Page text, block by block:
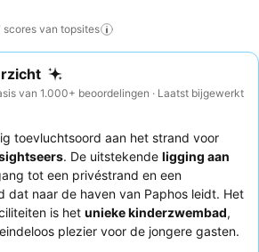
scores van topsites
van 1.000+ beoordelingen · Laatst bijgewerkt
toevluchtsoord aan het strand voor
. De uitstekende ligging aan
tot een privéstrand en een
dat naar de haven van Paphos leidt. Het
is het unieke kinderzwembad,
plezier voor de jongere gasten.